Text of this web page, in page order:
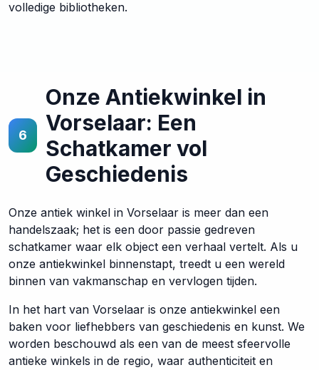
volledige bibliotheken.
6
Onze Antiekwinkel in
Vorselaar: Een
Schatkamer vol
Geschiedenis
Onze antiek winkel in Vorselaar is meer dan een
handelszaak; het is een door passie gedreven
schatkamer waar elk object een verhaal vertelt. Als u
onze antiekwinkel binnenstapt, treedt u een wereld
binnen van vakmanschap en vervlogen tijden.
In het hart van Vorselaar is onze antiekwinkel een
baken voor liefhebbers van geschiedenis en kunst. We
worden beschouwd als een van de meest sfeervolle
antieke winkels in de regio, waar authenticiteit en